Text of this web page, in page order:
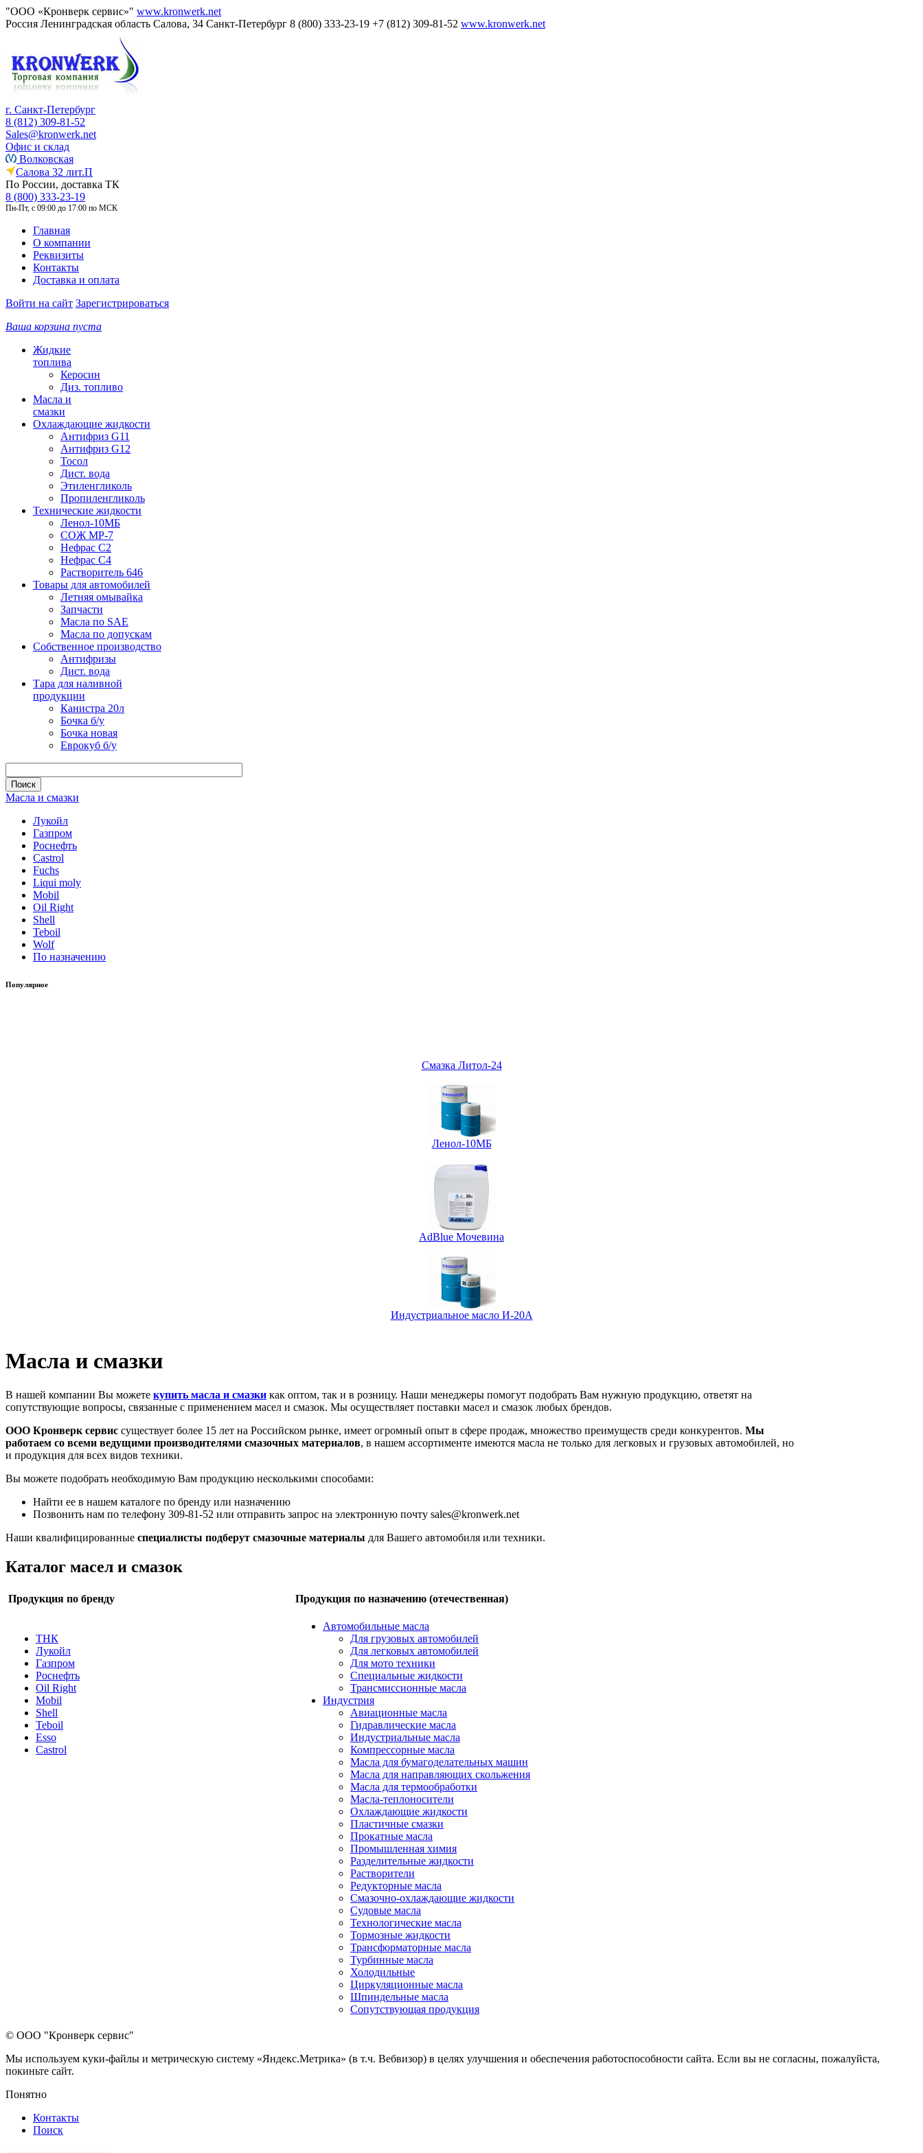
"ООО «Кронверк сервис»" www.kronwerk.net
Россия Ленинградская область Салова, 34 Санкт-Петербург 8 (800) 333-23-19 +7 (812) 309-81-52 www.kronwerk.net
г. Санкт-Петербург
8 (812) 309-81-52
Sales@kronwerk.net
Офис и склад
Волковская
Салова 32 лит.П
По России, доставка ТК
8 (800) 333-23-19
Пн-Пт, с 09:00 до 17:00 по МСК
Главная
О компании
Реквизиты
Контакты
Доставка и оплата
Войти на сайт Зарегистрироваться
Ваша корзина пуста
Жидкие
топлива
Керосин
Диз. топливо
Масла и
смазки
Охлаждающие жидкости
Антифриз G11
Антифриз G12
Тосол
Дист. вода
Этиленгликоль
Пропиленгликоль
Технические жидкости
Ленол-10МБ
СОЖ МР-7
Нефрас С2
Нефрас С4
Растворитель 646
Товары для автомобилей
Летняя омывайка
Запчасти
Масла по SAE
Масла по допускам
Собственное производство
Антифризы
Дист. вода
Тара для наливной
продукции
Канистра 20л
Бочка б/у
Бочка новая
Еврокуб б/у
Масла и смазки
Лукойл
Газпром
Роснефть
Castrol
Fuchs
Liqui moly
Mobil
Oil Right
Shell
Teboil
Wolf
По назначению
Популярное
Смазка Литол-24
Ленол-10МБ
AdBlue Мочевина
Индустриальное масло И-20А
Масла и смазки
В нашей компании Вы можете купить масла и смазки как оптом, так и в розницу. Наши менеджеры помогут подобрать Вам нужную продукцию, ответят на
сопутствующие вопросы, связанные с применением масел и смазок. Мы осуществляет поставки масел и смазок любых брендов.
ООО Кронверк сервис существует более 15 лет на Российском рынке, имеет огромный опыт в сфере продаж, множество преимуществ среди конкурентов. Мы
работаем со всеми ведущими производителями смазочных материалов, в нашем ассортименте имеются масла не только для легковых и грузовых автомобилей, но
и продукция для всех видов техники.
Вы можете подобрать необходимую Вам продукцию несколькими способами:
Найти ее в нашем каталоге по бренду или назначению
Позвонить нам по телефону 309-81-52 или отправить запрос на электронную почту sales@kronwerk.net
Наши квалифицированные специалисты подберут смазочные материалы для Вашего автомобиля или техники.
Каталог масел и смазок
Продукция по бренду Продукция по назначению (отечественная)
ТНК
Лукойл
Газпром
Роснефть
Oil Right
Mobil
Shell
Teboil
Esso
Castrol
Автомобильные масла
Для грузовых автомобилей
Для легковых автомобилей
Для мото техники
Специальные жидкости
Трансмиссионные масла
Индустрия
Авиационные масла
Гидравлические масла
Индустриальные масла
Компрессорные масла
Масла для бумагоделательных машин
Масла для направляющих скольжения
Масла для термообработки
Масла-теплоносители
Охлаждающие жидкости
Пластичные смазки
Прокатные масла
Промышленная химия
Разделительные жидкости
Растворители
Редукторные масла
Смазочно-охлаждающие жидкости
Судовые масла
Технологические масла
Тормозные жидкости
Трансформаторные масла
Турбинные масла
Холодильные
Циркуляционные масла
Шпиндельные масла
Сопутствующая продукция
© ООО "Кронверк сервис"
Мы используем куки-файлы и метрическую систему «Яндекс.Метрика» (в т.ч. Вебвизор) в целях улучшения и обеспечения работоспособности сайта. Если вы не согласны, пожалуйста,
покиньте сайт.
Понятно
Контакты
Поиск